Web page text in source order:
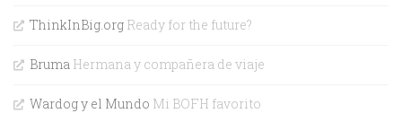
ThinkInBig.org Ready for the future?
Bruma Hermana y compañera de viaje
Wardog y el Mundo Mi BOFH favorito